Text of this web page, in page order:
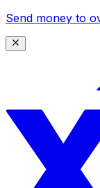
Send money to